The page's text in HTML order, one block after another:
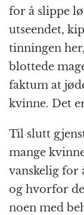
for å slippe
utseendet,
tinningen
blottede
faktum at
kvinne. Det
Til slutt
mange
vanskelig for
og hvorfor
noen med